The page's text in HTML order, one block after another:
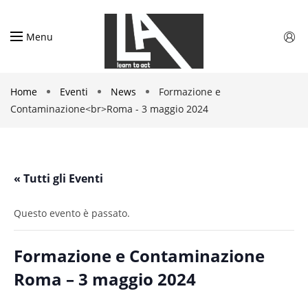
Menu
Home Eventi News
Formazione e
Contaminazione<br>Roma - 3 maggio 2024
« Tutti gli Eventi
Questo evento è passato.
Formazione e Contaminazione
Roma – 3 maggio 2024